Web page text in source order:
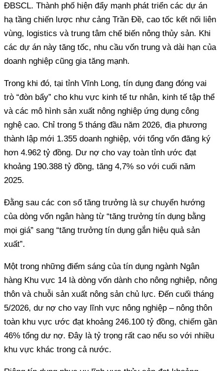
ĐBSCL. Thành phố hiện đẩy mạnh phát triển các dự án
hạ tầng chiến lược như cảng Trần Đề, cao tốc kết nối liên
vùng, logistics và trung tâm chế biến nông thủy sản. Khi
các dự án này tăng tốc, nhu cầu vốn trung và dài hạn của
doanh nghiệp cũng gia tăng mạnh.
Trong khi đó, tại tỉnh Vĩnh Long, tín dụng đang đóng vai
trò “đòn bẩy” cho khu vực kinh tế tư nhân, kinh tế tập thể
và các mô hình sản xuất nông nghiệp ứng dụng công
nghệ cao. Chỉ trong 5 tháng đầu năm 2026, địa phương
thành lập mới 1.355 doanh nghiệp, với tổng vốn đăng ký
hơn 4.962 tỷ đồng. Dư nợ cho vay toàn tỉnh ước đạt
khoảng 190.388 tỷ đồng, tăng 4,7% so với cuối năm
2025.
Đằng sau các con số tăng trưởng là sự chuyển hướng
của dòng vốn ngân hàng từ “tăng trưởng tín dụng bằng
mọi giá” sang “tăng trưởng tín dụng gắn hiệu quả sản
xuất”.
Một trong những điểm sáng của tín dụng ngành Ngân
hàng Khu vực 14 là dòng vốn dành cho nông nghiệp, nông
thôn và chuỗi sản xuất nông sản chủ lực. Đến cuối tháng
5/2026, dư nợ cho vay lĩnh vực nông nghiệp – nông thôn
toàn khu vực ước đạt khoảng 246.100 tỷ đồng, chiếm gần
46% tổng dư nợ. Đây là tỷ trọng rất cao nếu so với nhiều
khu vực khác trong cả nước.